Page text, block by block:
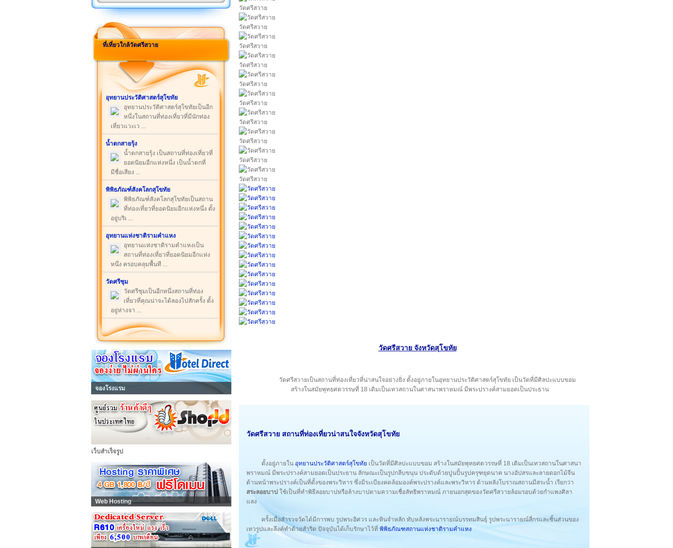
ที่เที่ยวใกล้วัดศรีสวาย
อุทยานประวัติศาสตร์สุโขทัย
อุทยานประวัติศาสตร์สุโขทัยเป็นอีก
หนึ่งในสถานที่ท่องเที่ยวที่มีนักท่อง
เที่ยวแวะเว ...
น้ำตกสายรุ้ง
น้ำตกสายรุ้ง เป็นสถานที่ท่องเที่ยวที่
ยอดนิยมอีกแห่งหนึ่ง เป็นน้ำตกที่
มีชื่อเสียง ...
พิพิธภัณฑ์สังคโลกสุโขทัย
พิพิธภัณฑ์สังคโลกสุโขทัยเป็นสถาน
ที่ท่องเที่ยวที่ยอดนิยมอีกแห่งหนึ่ง ตั้ง
อยู่บริเ ...
อุทยานแห่งชาติรามคำแหง
อุทยานแห่งชาติรามคำแหงเป็น
สถานที่ท่องเที่ยวที่ยอดนิยมอีกแห่ง
หนึ่ง ครอบคลุมพื้นที ...
วัดศรีชุม
วัดศรีชุมเป็นอีกหนึ่งสถานที่ท่อง
เที่ยวที่คุณน่าจะได้ลองไปสักครั้ง ตั้ง
อยู่ห่างจา ...
จองโรงแรม
เว็บสำเร็จรูป
Web Hosting
วัดศรีสวาย
วัดศรีสวาย
วัดศรีสวาย
วัดศรีสวาย
วัดศรีสวาย
วัดศรีสวาย
วัดศรีสวาย
วัดศรีสวาย
วัดศรีสวาย
วัดศรีสวาย
วัดศรีสวาย จังหวัดสุโขทัย
วัดศรีสวายเป็นสถานที่ท่องเที่ยวที่น่าสนใจอย่างยิ่ง ตั้งอยู่ภายในอุทยานประวัติศาสตร์สุโขทัย เป็นวัดที่มีศิลปะแบบขอม
สร้างในสมัยพุทธศตวรรษที่ 18 เดิมเป็นเทวสถานในศาสนาพราหมณ์ มีพระปรางค์สามยอดเป็นประธาน
วัดศรีสวาย สถานที่ท่องเที่ยวน่าสนใจจังหวัดสุโขทัย
ตั้งอยู่ภายใน อุทยานประวัติศาสตร์สุโขทัย เป็นวัดที่มีศิลปะแบบขอม สร้างในสมัยพุทธศตวรรษที่ 18 เดิมเป็นเทวสถานในศาสนา
พราหมณ์ มีพระปรางค์สามยอดเป็นประธาน ลักษณะเป็นรูปกลีบขนุน ประดับด้วยปูนปั้นรูปครุฑยุดนาค นางอัปสรและลายดอกไม้จีน
ด้านหน้าพระปรางค์เป็นที่ตั้งของพระวิหาร ซึ่งมีระเบียงคดล้อมองค์พระปรางค์และพระวิหาร ด้านหลังโบราณสถานมีสระน้ำ เรียกว่า
สระลอยบาป ใช้เป็นที่ทำพิธีลอยบาปหรือล้างบาปตามความเชื่อลัทธิพราหมณ์ ภายนอกสุดของวัดศรีสวายล้อมรอบด้วยกำแพงศิลา
แลง
ครั้งเมื่อสำรวจวัดได้มีการพบ รูปพระอิศวร และหินจำหลัก ทับหลังพระนารายณ์บรรทมสินธุ์ รูปพระนารายณ์สี่กรและชิ้นส่วนของ
เทวรูปและลึงค์ทำด้วยสำริด ปัจจุบันได้เก็บรักษาไว้ที่ พิพิธภัณฑสถานแห่งชาติรามคำแหง